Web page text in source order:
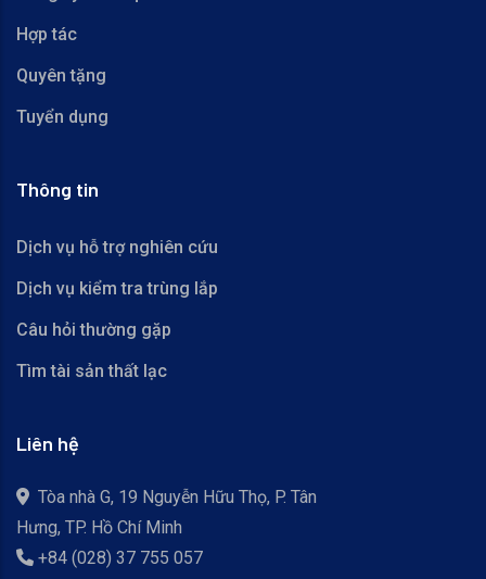
Hợp tác
Quyên tặng
Tuyển dụng
Thông tin
Dịch vụ hỗ trợ nghiên cứu
Dịch vụ kiểm tra trùng lắp
Câu hỏi thường gặp
Tìm tài sản thất lạc
Liên hệ
Tòa nhà G, 19 Nguyễn Hữu Thọ, P. Tân
Hưng, TP. Hồ Chí Minh
+84 (028) 37 755 057